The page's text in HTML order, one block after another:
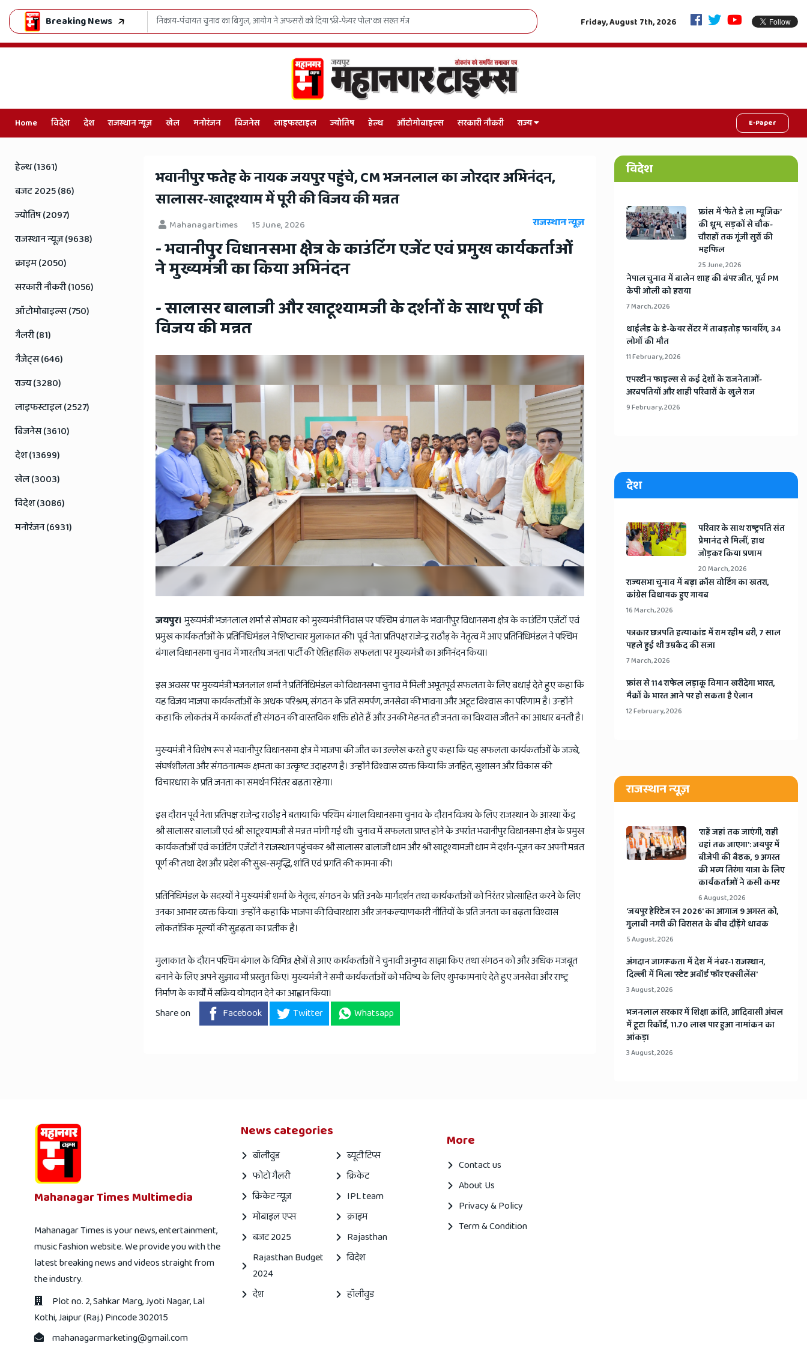
Breaking News
को दिया 'फ्री-फेयर पोल' का सख्त मंत्र भजनलाल सरकार का खेल मॉडल हिट, लेक्रोस में जनजातीय युवाओं का राष्ट्रीय दबदबा जीवनदान की महाक्रांति: एक फैसले से रोशन
Friday, August 7th, 2026
Home विदेश देश राजस्थान न्यूज़ खेल मनोरंजन बिजनेस लाइफस्टाइल ज्योतिष हेल्थ ऑटोमोबाइल्स सरकारी नौकरी राज्य E-Paper
Hindi
News,
Hindi
Samachar,
Jaipur
Rajasthan
News
भवानीपुर फतेह के नायक जयपुर पहुंचे, CM भजनलाल का जोरदार अभिनंदन,
सालासर-खाटूश्याम में पूरी की विजय की मन्नत
Mahanagartimes 15 June, 2026 राजस्थान न्यूज़
- भवानीपुर विधानसभा क्षेत्र के काउंटिंग एजेंट एवं प्रमुख कार्यकर्ताओं
ने मुख्यमंत्री का किया अभिनंदन
- सालासर बालाजी और खाटूश्यामजी के दर्शनों के साथ पूर्ण की
विजय की मन्नत
जयपुर।मुख्यमंत्री भजनलाल शर्मा से सोमवार को मुख्यमंत्री निवास पर पश्चिम बंगाल के भवानीपुर विधानसभा क्षेत्र के काउंटिंग एजेंटों एवं
प्रमुख कार्यकर्ताओं के प्रतिनिधिमंडल ने शिष्टाचार मुलाकात की। पूर्व नेता प्रतिपक्ष राजेन्द्र राठौड़ के नेतृत्व में आए प्रतिनिधिमंडल ने पश्चिम
बंगाल विधानसभा चुनाव में भारतीय जनता पार्टी की ऐतिहासिक सफलता पर मुख्यमंत्री का अभिनंदन किया।
इस अवसर पर मुख्यमंत्री भजनलाल शर्मा ने प्रतिनिधिमंडल को विधानसभा चुनाव में मिली अभूतपूर्व सफलता के लिए बधाई देते हुए कहा कि
यह विजय भाजपा कार्यकर्ताओं के अथक परिश्रम, संगठन के प्रति समर्पण, जनसेवा की भावना और अटूट विश्वास का परिणाम है। उन्होंने
कहा कि लोकतंत्र में कार्यकर्ता ही संगठन की वास्तविक शक्ति होते हैं और उनकी मेहनत ही जनता का विश्वास जीतने का आधार बनती है।
मुख्यमंत्री ने विशेष रूप से भवानीपुर विधानसभा क्षेत्र में भाजपा की जीत का उल्लेख करते हुए कहा कि यह सफलता कार्यकर्ताओं के जज्बे,
संघर्षशीलता और संगठनात्मक क्षमता का उत्कृष्ट उदाहरण है। उन्होंने विश्वास व्यक्त किया कि जनहित, सुशासन और विकास की
विचारधारा के प्रति जनता का समर्थन निरंतर बढ़ता रहेगा।
इस दौरान पूर्व नेता प्रतिपक्ष राजेन्द्र राठौड़ ने बताया कि पश्चिम बंगाल विधानसभा चुनाव के दौरान विजय के लिए राजस्थान के आस्था केंद्र
श्री सालासर बालाजी एवं श्री खाटूश्यामजी से मन्नत मांगी गई थी। चुनाव में सफलता प्राप्त होने के उपरांत भवानीपुर विधानसभा क्षेत्र के प्रमुख
कार्यकर्ताओं एवं काउंटिंग एजेंटों ने राजस्थान पहुंचकर श्री सालासर बालाजी धाम और श्री खाटूश्यामजी धाम में दर्शन-पूजन कर अपनी मन्नत
पूर्ण की तथा देश और प्रदेश की सुख-समृद्धि, शांति एवं प्रगति की कामना की।
प्रतिनिधिमंडल के सदस्यों ने मुख्यमंत्री शर्मा के नेतृत्व, संगठन के प्रति उनके मार्गदर्शन तथा कार्यकर्ताओं को निरंतर प्रोत्साहित करने के लिए
उनका आभार व्यक्त किया। उन्होंने कहा कि भाजपा की विचारधारा और जनकल्याणकारी नीतियों के प्रति जनता का बढ़ता विश्वास
लोकतांत्रिक मूल्यों की सुदृढ़ता का प्रतीक है।
मुलाकात के दौरान पश्चिम बंगाल के विभिन्न क्षेत्रों से आए कार्यकर्ताओं ने चुनावी अनुभव साझा किए तथा संगठन को और अधिक मजबूत
बनाने के लिए अपने सुझाव भी प्रस्तुत किए। मुख्यमंत्री ने सभी कार्यकर्ताओं को भविष्य के लिए शुभकामनाएं देते हुए जनसेवा और राष्ट्र
निर्माण के कार्यों में सक्रिय योगदान देने का आह्वान किया।
Share on
Facebook Twitter Whatsapp
हेल्थ (1361)
बजट 2025 (86)
ज्योतिष (2097)
राजस्थान न्यूज़ (9638)
क्राइम (2050)
सरकारी नौकरी (1056)
ऑटोमोबाइल्स (750)
गैलरी (81)
गैजेट्स (646)
राज्य (3280)
लाइफस्टाइल (2527)
बिजनेस (3610)
देश (13699)
खेल (3003)
विदेश (3086)
मनोरंजन (6931)
विदेश
​फ्रांस में ‘फेते डे ला म्यूजिक’
की धूम, सड़कों से चौक-
चौराहों तक गूंजी सुरों की
महफिल
25 June, 2026
​नेपाल चुनाव में बालेन शाह की बंपर जीत, पूर्व PM
केपी ओली को हराया
7 March, 2026
​थाईलैड के डे-केयर सेंटर में ताबड़तोड़ फायरिंग, 34
लोगों की मौत
11 February, 2026
​एपस्टीन फाइल्स से कई देशों के राजनेताओं-
अरबपतियों और शाही परिवारों के खुले राज
9 February, 2026
देश
​परिवार के साथ राष्ट्रपति संत
प्रेमानंद से मिलीं, हाथ
जोड़कर किया प्रणाम
20 March, 2026
​राज्यसभा चुनाव में बढ़ा क्रॉस वोटिंग का खतरा,
कांग्रेस विधायक हुए गायब
16 March, 2026
​पत्रकार छत्रपति हत्याकांड में राम रहीम बरी, 7 साल
पहले हुई थी उम्रकैद की सजा
7 March, 2026
​फ्रांस से 114 राफेल लड़ाकू विमान खरीदेगा भारत,
मैक्रों के भारत आने पर हो सकता है ऐलान
12 February, 2026
राजस्थान न्यूज़
'राहें जहां तक जाएंगी, राही
वहां तक जाएगा': जयपुर में
बीजेपी की बैठक, 9 अगस्त
की भव्य तिरंगा यात्रा के लिए
कार्यकर्ताओं ने कसी कमर
6 August, 2026
​'जयपुर हेरिटेज रन 2026' का आगाज 9 अगस्त को,
गुलाबी नगरी की विरासत के बीच दौड़ेंगे धावक
5 August, 2026
अंगदान जागरूकता में देश में नंबर-1 राजस्थान,
दिल्ली में मिला 'स्टेट अवॉर्ड फॉर एक्सीलेंस'
3 August, 2026
भजनलाल सरकार में शिक्षा क्रांति, आदिवासी अंचल
में टूटा रिकॉर्ड, 11.70 लाख पार हुआ नामांकन का
आंकड़ा
3 August, 2026
Mahanagar Times Multimedia
Mahanagar Times is your news, entertainment,
music fashion website. We provide you with the
latest breaking news and videos straight from
the industry.
Plot no. 2, Sahkar Marg, Jyoti Nagar, Lal
Kothi, Jaipur (Raj.) Pincode 302015
mahanagarmarketing@gmail.com
News categories
बॉलीवुड
ब्यूटी टिप्स
फोटो गैलरी
क्रिकेट
क्रिकेट न्यूज़
IPL team
मोबाइल एप्स
क्राइम
बजट 2025
Rajasthan
Rajasthan Budget
2024
विदेश
देश हॉलीवुड
More
Contact us
About Us
Privacy & Policy
Term & Condition